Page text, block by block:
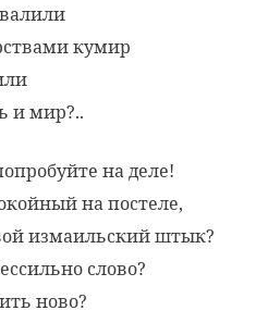
кумир
и мир?..
на деле!
на постеле,
измаильский штык?
слово?
ново?